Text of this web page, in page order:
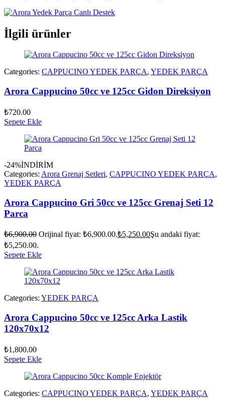
İlgili ürünler
Categories: CAPPUCINO YEDEK PARÇA, YEDEK PARÇA
Arora Cappucino 50cc ve 125cc Gidon Direksiyon
₺720.00
Sepete Ekle
-24%İNDİRİM
Categories: Arora Grenaj Setleri, CAPPUCINO YEDEK PARÇA,
YEDEK PARÇA
Arora Cappucino Gri 50cc ve 125cc Grenaj Seti 12
Parca
₺6,900.00 Orijinal fiyat: ₺6,900.00.₺5,250.00Şu andaki fiyat:
₺5,250.00.
Sepete Ekle
Categories: YEDEK PARÇA
Arora Cappucino 50cc ve 125cc Arka Lastik
120x70x12
₺1,800.00
Sepete Ekle
Categories: CAPPUCINO YEDEK PARÇA, YEDEK PARÇA